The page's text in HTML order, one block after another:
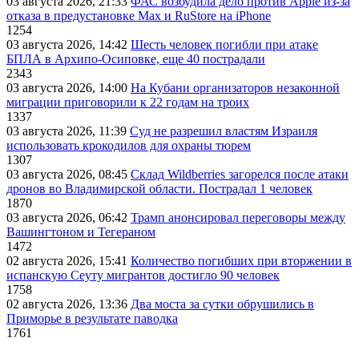
отказа в предустановке Max и RuStore на iPhone
1254
03 августа 2026, 14:42 Шесть человек погибли при атаке
БПЛА в Архипо-Осиповке, еще 40 пострадали
2343
03 августа 2026, 14:00 На Кубани организаторов незаконной
миграции приговорили к 22 годам на троих
1337
03 августа 2026, 11:39 Суд не разрешил властям Израиля
использовать крокодилов для охраны тюрем
1307
03 августа 2026, 08:45 Склад Wildberries загорелся после атаки
дронов во Владимирской области. Пострадал 1 человек
1870
03 августа 2026, 06:42 Трамп анонсировал переговоры между
Вашингтоном и Тегераном
1472
02 августа 2026, 15:41 Количество погибших при вторжении в
испанскую Сеуту мигрантов достигло 90 человек
1758
02 августа 2026, 13:36 Два моста за сутки обрушились в
Приморье в результате паводка
1761